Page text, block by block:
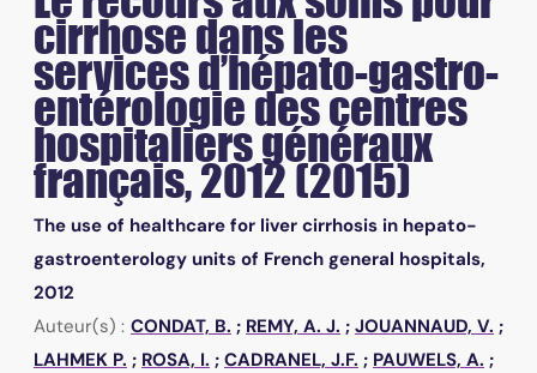
cirrhose dans les
services d’hépato-gastro-
entérologie des centres
hospitaliers généraux
français, 2012 (2015)
The use of healthcare for liver cirrhosis in hepato-
gastroenterology units of French general hospitals,
2012
Auteur(s) : CONDAT, B. ; REMY, A. J. ; JOUANNAUD, V. ;
LAHMEK P. ; ROSA, I. ; CADRANEL, J.F. ; PAUWELS, A. ;